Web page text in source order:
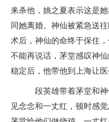
来杀他，姚之夏表示这是
同她离婚。神仙被紧急送
术后，神仙的命终于保住
不能再说话，茅堂感叹神
稳定后，他带他到上海让医
段英雄带着茅堂和神
见念念和一丈红，顿时感